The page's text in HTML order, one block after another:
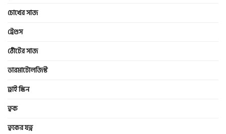
চোখের সাজ
ট্রেণ্ডস
ঠোঁটের সাজ
ডারমাটোলজিস্ট
ড্রাই স্কিন
ত্বক
ত্বকের যত্ন